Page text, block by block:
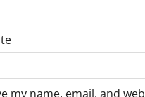
my name, email, and